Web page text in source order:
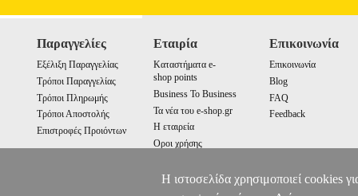
Παραγγελίες
Εξέλιξη Παραγγελίας
Τρόποι Παραγγελίας
Τρόποι Πληρωμής
Τρόποι Αποστολής
Επιστροφές Προιόντων
Εταιρία
Καταστήματα e-
shop points
Business To Business
Τα νέα του e-shop.gr
Η εταιρεία
Οροι χρήσης
Επικοινωνία
Επικοινωνία
Blog
FAQ
Feedback
Η ιστοσελίδα χρησιμοποιεί cookies